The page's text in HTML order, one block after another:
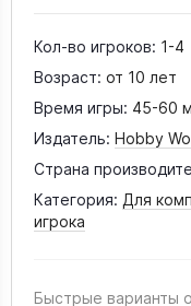
Кол-во игроков: 1-4
Возраст: от 10 лет
Время игры: 45-60
Издатель: Hobby
Страна
Категория: Для
игрока
Быстрые варианты